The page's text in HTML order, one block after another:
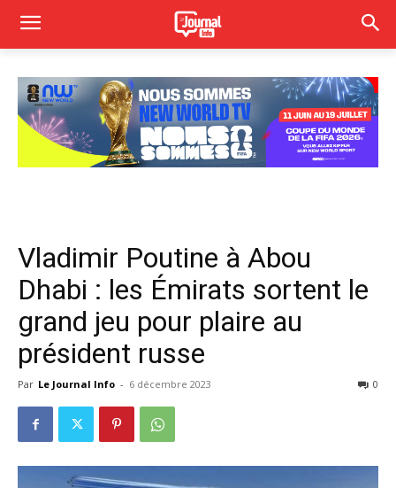
Vladimir Poutine à Abou
Dhabi : les Émirats sortent le
grand jeu pour plaire au
président russe
Par Le Journal Info - 6 décembre 2023 0